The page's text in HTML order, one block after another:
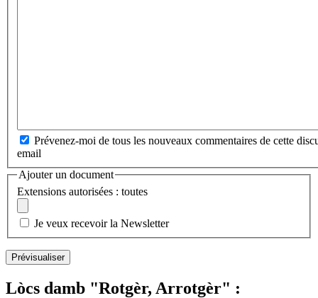
Prévenez-moi de tous les nouveaux commentaires de cette
email
Ajouter un document
Extensions autorisées : toutes
Je veux recevoir la Newsletter
Lòcs damb "Rotgèr, Arrotgèr" :